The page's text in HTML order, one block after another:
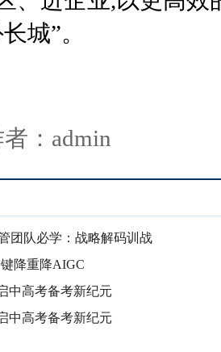
城”。
：admin
团队必学：战略解码训战
降重降AIGC
中高考备考新纪元
中高考备考新纪元